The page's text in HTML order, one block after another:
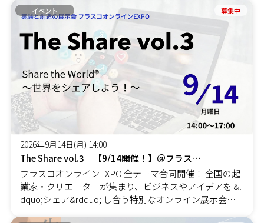
ペーン価格 年間12000円（税込）【会員制】（通常年間
33000円）※他支部発足以降、どの支部にも参加可能 ＜
参加条件＞・BtoBで食品を取り扱われている事業者・B
toBで食品を取り扱いたいと思っている事業者・Food Bi
z Online の理念と目的に共感いただける方 ＜内容＞※内
容は変更になる場合があります。ご了承ください。・支
部運営者の紹介（2分） ・コミュニティーの理念と目的
（3分）・本日の参加者の歓迎：メンバーの歓迎、ビジ
ターの歓迎（5分）・メンバー活動シェア（10分）・感
想タイム（10分～15分：1人30秒程度）・課題シェアタ
イム（約20分） ※4人〜6人ブレイクアウトルーム に
分かれて ※ファシリテーターを1人決める ※1人2〜3
分で課題やアンケートをシェアした後に、 シェア内
容についての解決のためのアイディアや回答、経験を
他の参加者それぞれが発表１人1.5〜2分・感想タイム
（5分） ※人数が多い場合は数名指名・コミュニティ
ー入会のご案内・次回のご案内（2分）・本日の感想（3
イベント 募集中
2026年9月14日(月) 14:00
The Share vol.3 【9/14開催！】＠フラスコオンラインEXPO
フラスコオンラインEXPO 全テーマ合同開催！ 全国の起
業家・クリエーターが集まり、ビジネスやアイデアを &l
dquo;シェア&rdquo; し合う特別なオンライン展示会イ